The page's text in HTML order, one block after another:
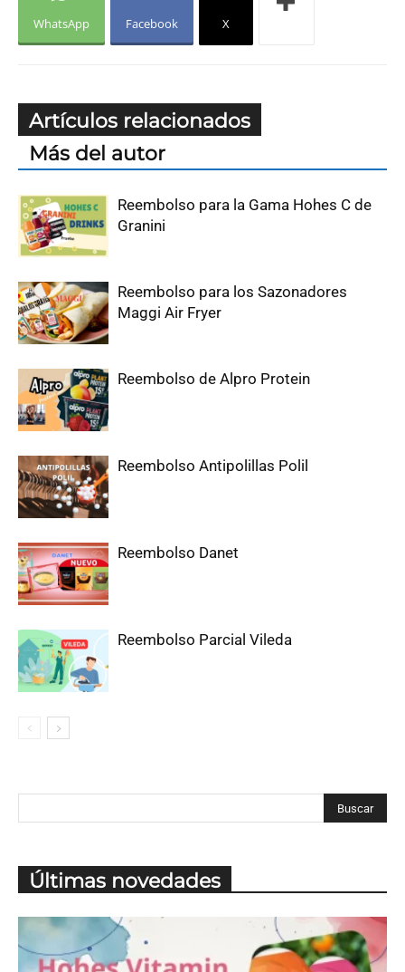
WhatsApp Facebook X
Artículos relacionados
Más del autor
Reembolso para la Gama Hohes C de
Granini
Reembolso para los Sazonadores
Maggi Air Fryer
Reembolso de Alpro Protein
Reembolso Antipolillas Polil
Reembolso Danet
Reembolso Parcial Vileda
Últimas novedades